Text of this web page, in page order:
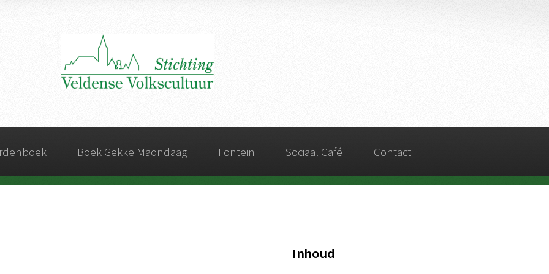
Boek Gekke Maondaag Fontein Sociaal Café Contact
Inhoud